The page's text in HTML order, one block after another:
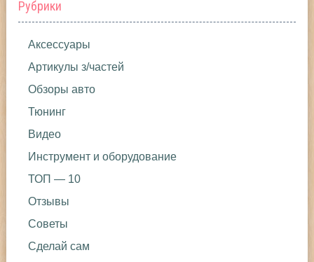
Рубрики
Аксессуары
Артикулы з/частей
Обзоры авто
Тюнинг
Видео
Инструмент и оборудование
ТОП — 10
Отзывы
Советы
Сделай сам